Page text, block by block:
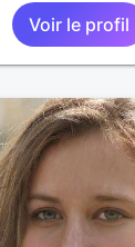
Voir le profil